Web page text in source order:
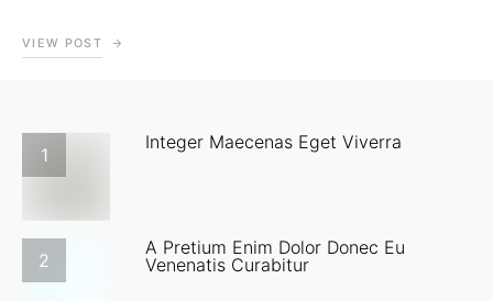
VIEW POST
1
Integer Maecenas Eget Viverra
2
A Pretium Enim Dolor Donec Eu
Venenatis Curabitur